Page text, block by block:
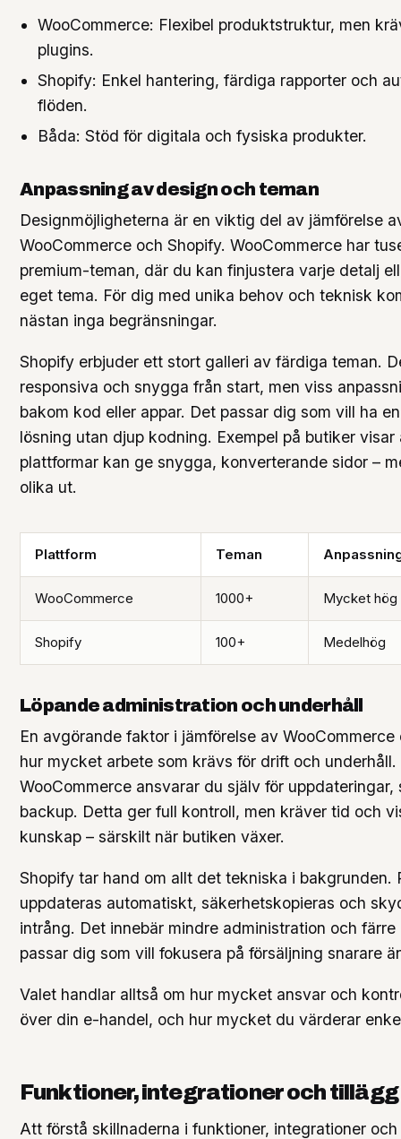
WooCommerce: Flexibel produktstruktur, men
plugins.
Shopify: Enkel hantering, färdiga rapporter och
flöden.
Båda: Stöd för digitala och fysiska produkter.
Anpassning av design och teman
Designmöjligheterna är en viktig del av jämförelse
WooCommerce och Shopify. WooCommerce har
premium-teman, där du kan finjustera varje detalj
eget tema. För dig med unika behov och teknisk
nästan inga begränsningar.
Shopify erbjuder ett stort galleri av färdiga teman.
responsiva och snygga från start, men viss
bakom kod eller appar. Det passar dig som vill ha
lösning utan djup kodning. Exempel på butiker visar
plattformar kan ge snygga, konverterande sidor –
olika ut.
Plattform Teman
WooCommerce 1000+ Mycket hög
Shopify 100+ Medelhög
Löpande administration och underhåll
En avgörande faktor i jämförelse av WooCommerce
hur mycket arbete som krävs för drift och
WooCommerce ansvarar du själv för uppdateringar,
backup. Detta ger full kontroll, men kräver tid och
kunskap – särskilt när butiken växer.
Shopify tar hand om allt det tekniska i bakgrunden.
uppdateras automatiskt, säkerhetskopieras och
intrång. Det innebär mindre administration och
passar dig som vill fokusera på försäljning snarare
Valet handlar alltså om hur mycket ansvar och
över din e-handel, och hur mycket du värderar
Funktioner, integrationer och tillägg
Att förstå skillnaderna i funktioner, integrationer